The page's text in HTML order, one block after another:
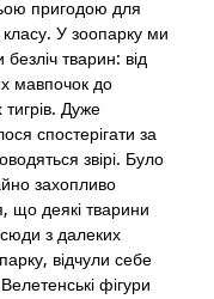
пригодою для
класу. У зоопарку ми
тварин: від
мавпочок до
тигрів. Дуже
спостерігати за
звірі. Було
захопливо
що деякі тварини
з далеких
відчули себе
фігури